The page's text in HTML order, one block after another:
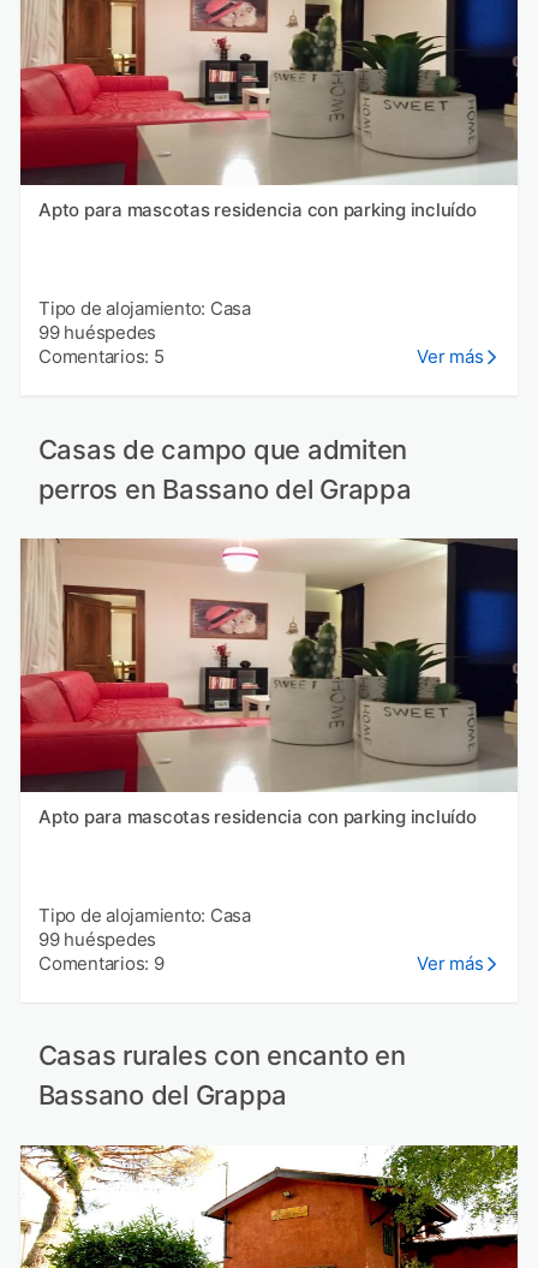
Apto para mascotas residencia con parking incluído
Tipo de alojamiento: Casa
99 huéspedes
Comentarios: 5
Ver más
Casas de campo que admiten
perros en Bassano del Grappa
Apto para mascotas residencia con parking incluído
Tipo de alojamiento: Casa
99 huéspedes
Comentarios: 9
Ver más
Casas rurales con encanto en
Bassano del Grappa